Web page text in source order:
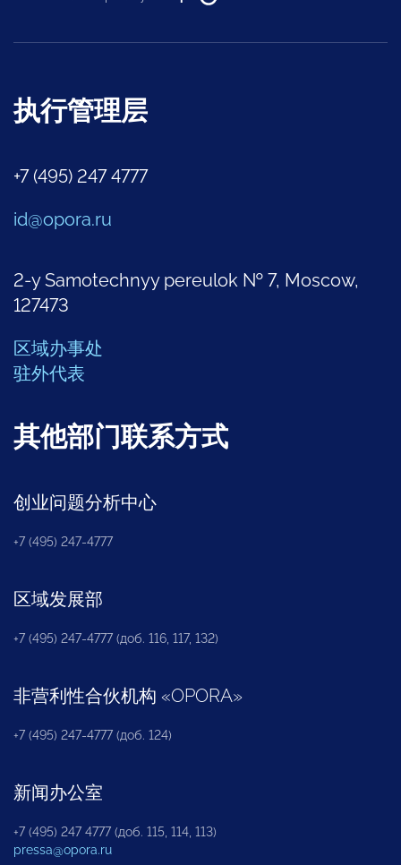
执行管理层
+7 (495) 247 4777
id@opora.ru
2-y Samotechnyy pereulok № 7, Moscow,
127473
区域办事处
驻外代表
其他部门联系方式
创业问题分析中心
+7 (495) 247-4777
区域发展部
+7 (495) 247-4777 (доб. 116, 117, 132)
非营利性合伙机构 «OPORA»
+7 (495) 247-4777 (доб. 124)
新闻办公室
+7 (495) 247 4777 (доб. 115, 114, 113)
pressa@opora.ru